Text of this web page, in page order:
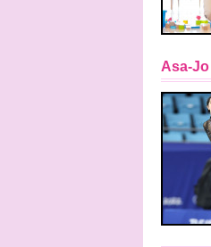
Asa-Jo